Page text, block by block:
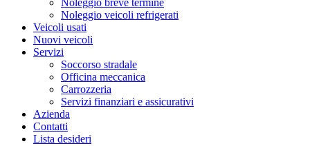
Noleggio breve termine
Noleggio veicoli refrigerati
Veicoli usati
Nuovi veicoli
Servizi
Soccorso stradale
Officina meccanica
Carrozzeria
Servizi finanziari e assicurativi
Azienda
Contatti
Lista desideri